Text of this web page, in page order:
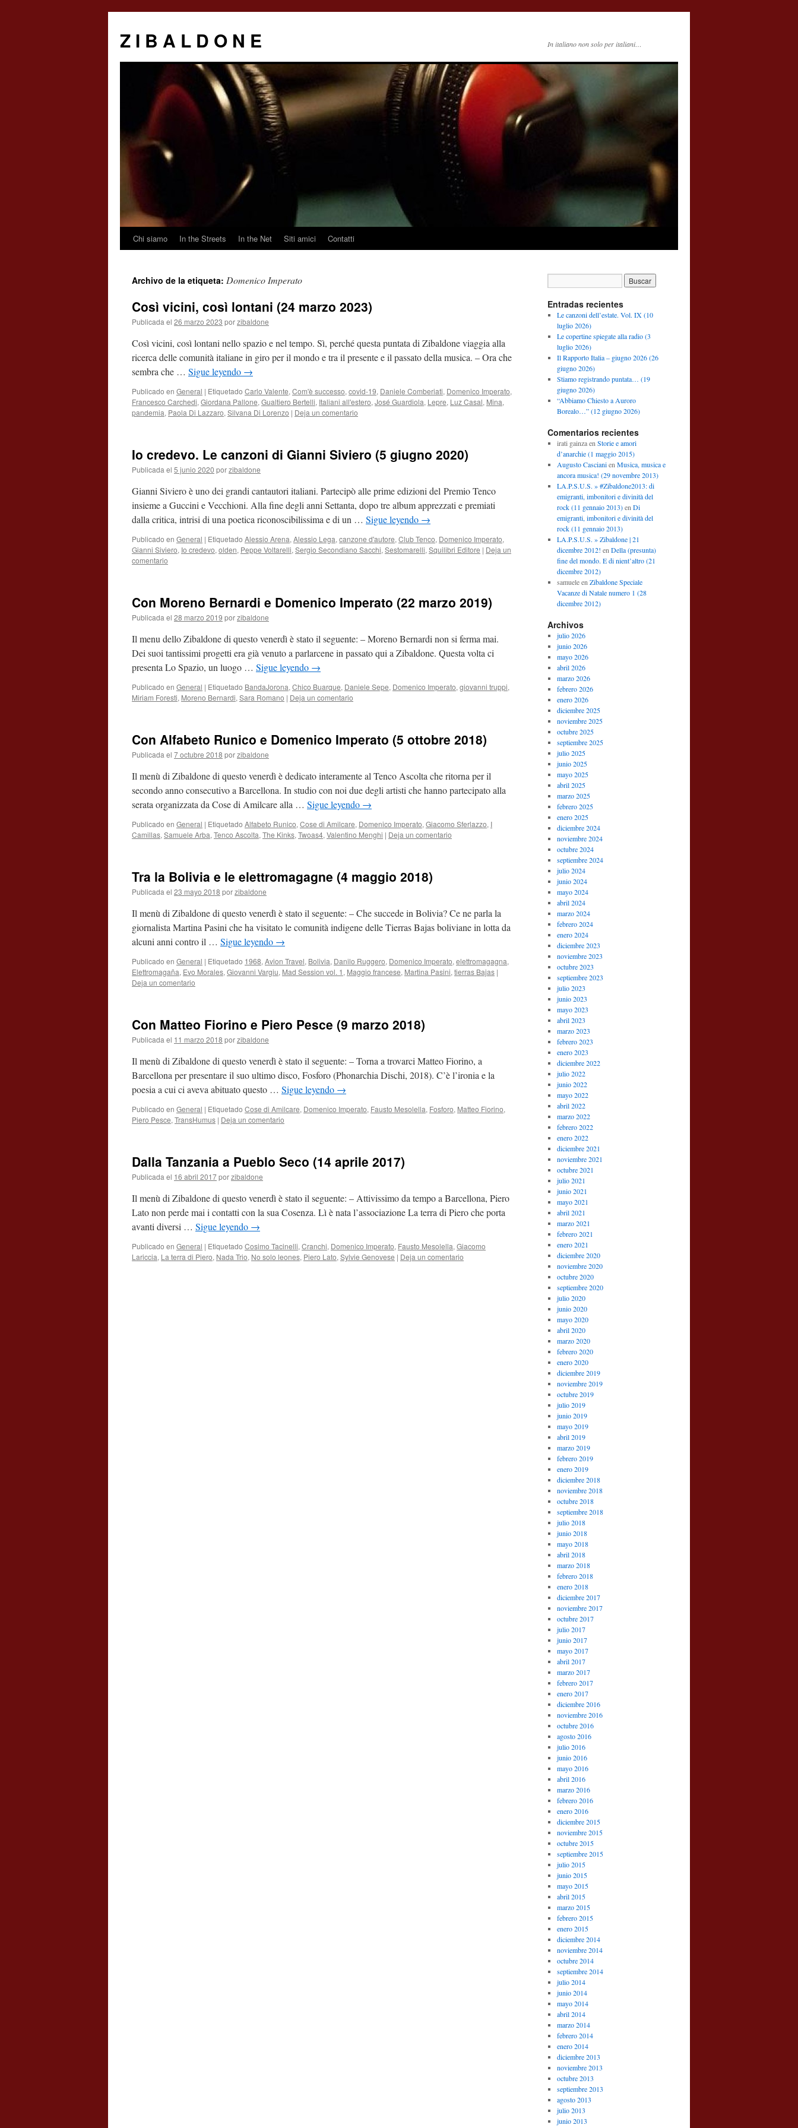
Z I B A L D O N E In italiano non solo per italiani…
Saltar
contenido
Chi siamo In the Streets In the Net Siti amici Contatti
Archivo de la etiqueta: Domenico Imperato
Così vicini, così lontani (24 marzo 2023)
Publicada el 26 marzo 2023 porzibaldone
Così vicini, così lontani nello spazio e nel tempo. Sì, perché questa puntata di Zibaldone viaggia alla
ricerca delle comunità italiane in giro per il mondo e tra il presente e il passato della musica. – Ora che
sembra che … Sigue leyendo →
Publicado en General | Etiquetado Carlo Valente, Com'è successo, covid-19, Daniele Comberiati, Domenico Imperato,
Francesco Carchedi, Giordana Pallone, Gualtiero Bertelli, Italiani all'estero, José Guardiola, Lepre, Luz Casal, Mina,
pandemia, Paola Di Lazzaro, Silvana Di Lorenzo | Deja un comentario
Io credevo. Le canzoni di Gianni Siviero (5 giugno 2020)
Publicada el 5 junio 2020 porzibaldone
Gianni Siviero è uno dei grandi cantautori italiani. Partecipò alle prime edizioni del Premio Tenco
insieme a Guccini e Vecchioni. Alla fine degli anni Settanta, dopo tre album apprezzati e premiati
dalla critica, intrisi di una poetica riconoscibilissima e di un … Sigue leyendo →
Publicado en General | Etiquetado Alessio Arena, Alessio Lega, canzone d'autore, Club Tenco, Domenico Imperato,
Gianni Siviero, Io credevo, olden, Peppe Voltarelli, Sergio Secondiano Sacchi, Sestomarelli, Squilibri Editore | Deja un
comentario
Con Moreno Bernardi e Domenico Imperato (22 marzo 2019)
Publicada el 28 marzo 2019 porzibaldone
Il menu dello Zibaldone di questo venerdì è stato il seguente: – Moreno Bernardi non si ferma mai.
Dei suoi tantissimi progetti era già venuto a parlarcene in passato qui a Zibaldone. Questa volta ci
presenta Lo Spazio, un luogo … Sigue leyendo →
Publicado en General | Etiquetado BandaJorona, Chico Buarque, Daniele Sepe, Domenico Imperato, giovanni truppi,
Miriam Foresti, Moreno Bernardi, Sara Romano | Deja un comentario
Con Alfabeto Runico e Domenico Imperato (5 ottobre 2018)
Publicada el 7 octubre 2018 porzibaldone
Il menù di Zibaldone di questo venerdì è dedicato interamente al Tenco Ascolta che ritorna per il
secondo anno consecutivo a Barcellona. In studio con noi due degli artisti che hanno partecipato alla
serata organizzata da Cose di Amilcare alla … Sigue leyendo →
Publicado en General | Etiquetado Alfabeto Runico, Cose di Amilcare, Domenico Imperato, Giacomo Sferlazzo, I
Camillas, Samuele Arba, Tenco Ascolta, The Kinks, Twoas4, Valentino Menghi | Deja un comentario
Tra la Bolivia e le elettromagagne (4 maggio 2018)
Publicada el 23 mayo 2018 porzibaldone
Il menù di Zibaldone di questo venerdì è stato il seguente: – Che succede in Bolivia? Ce ne parla la
giornalista Martina Pasini che ha visitato le comunità indigene delle Tierras Bajas boliviane in lotta da
alcuni anni contro il … Sigue leyendo →
Publicado en General | Etiquetado 1968, Avion Travel, Bolivia, Danilo Ruggero, Domenico Imperato, elettromagagna,
Elettromagaña, Evo Morales, Giovanni Vargiu, Mad Session vol. 1 , Maggio francese, Martina Pasini, tierras Bajas |
Deja un comentario
Con Matteo Fiorino e Piero Pesce (9 marzo 2018)
Publicada el 11 marzo 2018 porzibaldone
Il menù di Zibaldone di questo venerdì è stato il seguente: – Torna a trovarci Matteo Fiorino, a
Barcellona per presentare il suo ultimo disco, Fosforo (Phonarchia Dischi, 2018). C’è l’ironia e la
poesia a cui ci aveva abituato questo … Sigue leyendo →
Publicado en General | Etiquetado Cose di Amilcare, Domenico Imperato, Fausto Mesolella, Fosforo, Matteo Fiorino,
Piero Pesce, TransHumus | Deja un comentario
Dalla Tanzania a Pueblo Seco (14 aprile 2017)
Publicada el 16 abril 2017porzibaldone
Il menù di Zibaldone di questo venerdì è stato il seguente: – Attivissimo da tempo a Barcellona, Piero
Lato non perde mai i contatti con la sua Cosenza. Lì è nata l’associazione La terra di Piero che porta
avanti diversi … Sigue leyendo →
Publicado en General | Etiquetado Cosimo Tacinelli, Cranchi, Domenico Imperato, Fausto Mesolella, Giacomo
Lariccia, La terra di Piero, Nada Trio, No solo leones, Piero Lato, Sylvie Genovese | Deja un comentario
Entradas recientes
Le canzoni dell’estate. Vol. IX (10
luglio 2026)
Le copertine spiegate alla radio (3
luglio 2026)
Il Rapporto Italia – giugno 2026 (26
giugno 2026)
Stiamo registrando puntata… (19
giugno 2026)
“Abbiamo Chiesto a Auroro
Borealo…” (12 giugno 2026)
Comentarios recientes
irati gainzaen Storie e amori
d’anarchie (1 maggio 2015)
Augusto Cascianien Musica, musica e
ancora musica! (29 novembre 2013)
LA.P.S.U.S. » #Zibaldone2013: di
emigranti, imbonitori e divinità del
rock (11 gennaio 2013)en Di
emigranti, imbonitori e divinità del
rock (11 gennaio 2013)
LA.P.S.U.S. » Zibaldone | 21
dicembre 2012! en Della (presunta)
fine del mondo. E di nient’altro (21
dicembre 2012)
samueleen Zibaldone Speciale
Vacanze di Natale numero 1 (28
dicembre 2012)
Archivos
julio 2026
junio 2026
mayo 2026
abril 2026
marzo 2026
febrero 2026
enero 2026
diciembre 2025
noviembre 2025
octubre 2025
septiembre 2025
julio 2025
junio 2025
mayo 2025
abril 2025
marzo 2025
febrero 2025
enero 2025
diciembre 2024
noviembre 2024
octubre 2024
septiembre 2024
julio 2024
junio 2024
mayo 2024
abril 2024
marzo 2024
febrero 2024
enero 2024
diciembre 2023
noviembre 2023
octubre 2023
septiembre 2023
julio 2023
junio 2023
mayo 2023
abril 2023
marzo 2023
febrero 2023
enero 2023
diciembre 2022
julio 2022
junio 2022
mayo 2022
abril 2022
marzo 2022
febrero 2022
enero 2022
diciembre 2021
noviembre 2021
octubre 2021
julio 2021
junio 2021
mayo 2021
abril 2021
marzo 2021
febrero 2021
enero 2021
diciembre 2020
noviembre 2020
octubre 2020
septiembre 2020
julio 2020
junio 2020
mayo 2020
abril 2020
marzo 2020
febrero 2020
enero 2020
diciembre 2019
noviembre 2019
octubre 2019
julio 2019
junio 2019
mayo 2019
abril 2019
marzo 2019
febrero 2019
enero 2019
diciembre 2018
noviembre 2018
octubre 2018
septiembre 2018
julio 2018
junio 2018
mayo 2018
abril 2018
marzo 2018
febrero 2018
enero 2018
diciembre 2017
noviembre 2017
octubre 2017
julio 2017
junio 2017
mayo 2017
abril 2017
marzo 2017
febrero 2017
enero 2017
diciembre 2016
noviembre 2016
octubre 2016
agosto 2016
julio 2016
junio 2016
mayo 2016
abril 2016
marzo 2016
febrero 2016
enero 2016
diciembre 2015
noviembre 2015
octubre 2015
septiembre 2015
julio 2015
junio 2015
mayo 2015
abril 2015
marzo 2015
febrero 2015
enero 2015
diciembre 2014
noviembre 2014
octubre 2014
septiembre 2014
julio 2014
junio 2014
mayo 2014
abril 2014
marzo 2014
febrero 2014
enero 2014
diciembre 2013
noviembre 2013
octubre 2013
septiembre 2013
agosto 2013
julio 2013
junio 2013